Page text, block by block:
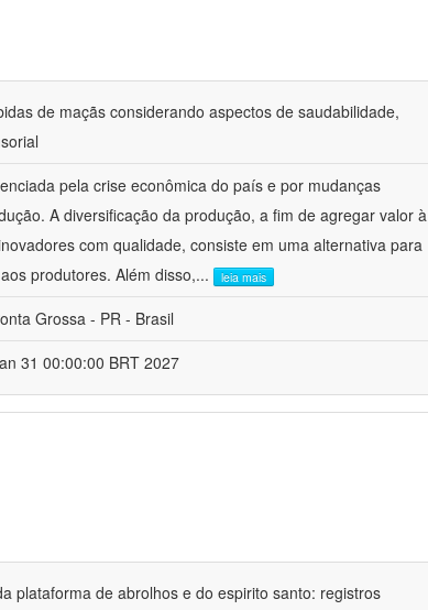
de maçãs considerando aspectos de saudabilidade,
pela crise econômica do país e por mudanças
A diversificação da produção, a fim de agregar valor à
com qualidade, consiste em uma alternativa para
produtores. Além disso,... leia mais
Grossa - PR - Brasil
31 00:00:00 BRT 2027
plataforma de abrolhos e do espirito santo: registros